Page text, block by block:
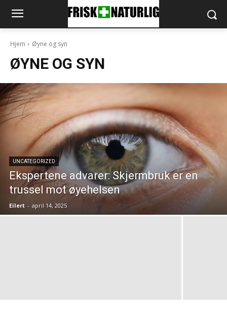
Hjem Øyne og syn
ØYNE OG SYN
UNCATEGORIZED
Ekspertene advarer: Skjermbruk er en
trussel mot øyehelsen
Eilert - april 14, 2025